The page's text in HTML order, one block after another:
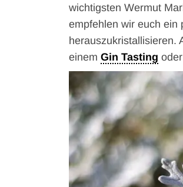
wichtigsten Wermut
empfehlen wir euch ein
herauszukristallisieren.
einem Gin Tasting oder